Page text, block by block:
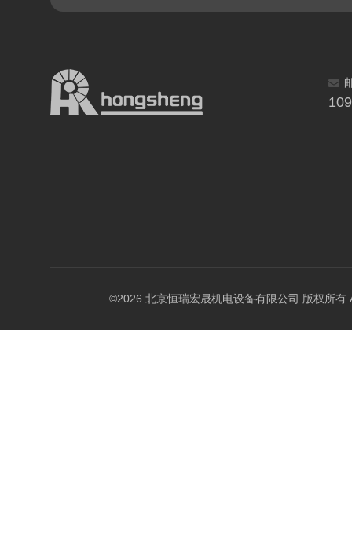
©2026 北京恒瑞宏晟机电设备有限公司 版权所有